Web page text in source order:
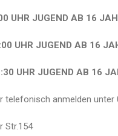
JUGEND AB 16
UHR JUGEND AB 16
UHR JUGEND AB 16
telefonisch anmelden
Str.154